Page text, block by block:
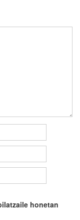
honetan